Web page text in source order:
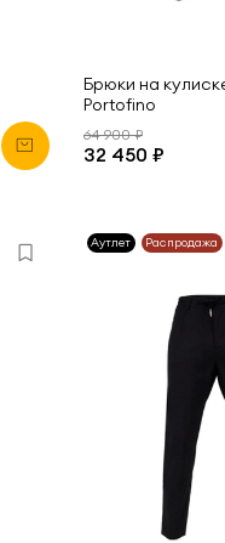
Брюки на
Portofino
64 900 ₽
32 450 ₽
Аутлет Распродажа